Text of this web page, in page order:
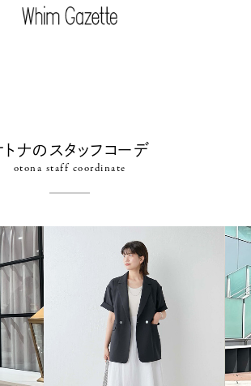
トナのスタッフコーデ
otona staff coordinate